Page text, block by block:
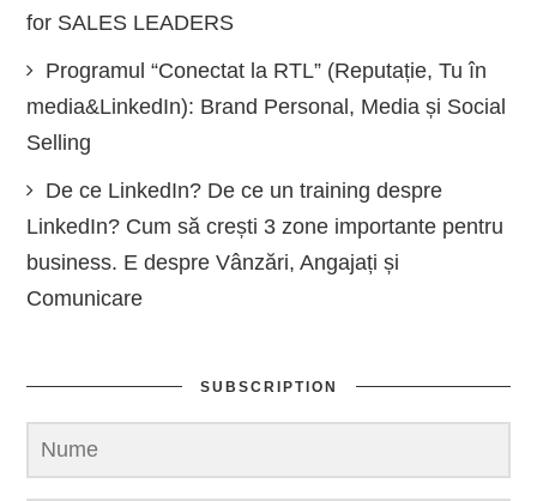
for SALES LEADERS
Programul “Conectat la RTL” (Reputație, Tu în
media&LinkedIn): Brand Personal, Media și Social
Selling
De ce LinkedIn? De ce un training despre
LinkedIn? Cum să crești 3 zone importante pentru
business. E despre Vânzări, Angajați și
Comunicare
SUBSCRIPTION